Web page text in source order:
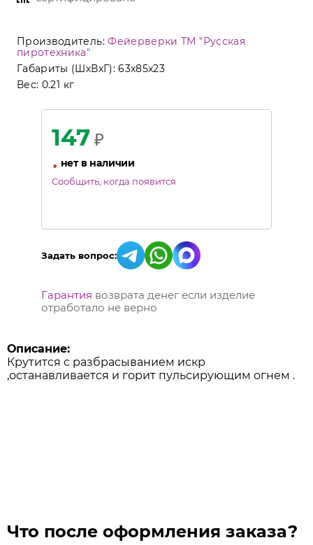
Производитель: Фейерверки ТМ "Русская
пиротехника"
Габариты (ШхВхГ):63x85x23
Вес: 0.21 кг
147 ₽
• нет в наличии
Сообщить, когда появится
Задать вопрос:
Гарантия возврата денег если изделие
отработало не верно
Описание:
Крутится с разбрасыванием искр
,останавливается и горит пульсирующим огнем .
Что после оформления заказа?